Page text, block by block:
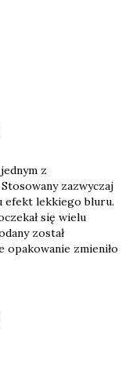
z
zazwyczaj
efekt lekkiego bluru.
się wielu
został
zmieniło